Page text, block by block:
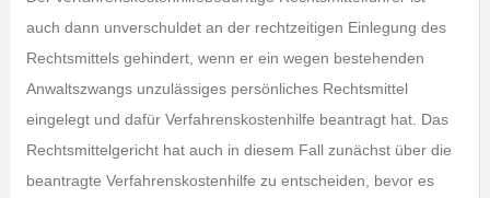
auch dann unverschuldet an der rechtzeitigen Einlegung des
Rechtsmittels gehindert, wenn er ein wegen bestehenden
Anwaltszwangs unzulässiges persönliches Rechtsmittel
eingelegt und dafür Verfahrenskostenhilfe beantragt hat. Das
Rechtsmittelgericht hat auch in diesem Fall zunächst über die
beantragte Verfahrenskostenhilfe zu entscheiden, bevor es